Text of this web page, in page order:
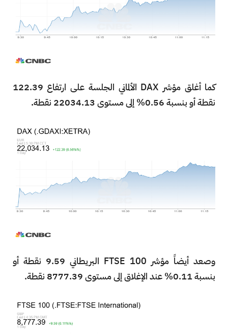
كما أغلق مؤشر DAX الألماني الجلسة على ارتفاع 122.39
نقطة أو بنسبة 0.56% إلى مستوى 22034.13 نقطة.
وصعد أيضاً مؤشر FTSE 100 البريطاني 9.59 نقطة أو
بنسبة 0.11% عند الإغلاق إلى مستوى 8777.39 نقطة.